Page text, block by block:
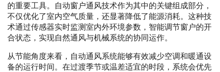
的重要工具。自动窗户通风技术作为其中的关键组成部分，
不仅优化了室内空气质量，还显著降低了能源消耗。这种技
术通过传感器实时监测室内外环境参数，智能调节窗户的开
合状态，实现自然通风与机械系统的协同运作。
从节能角度来看，自动通风系统能够有效减少空调和暖通设
备的运行时间。在过渡季节或温差适宜的时段，系统会优先